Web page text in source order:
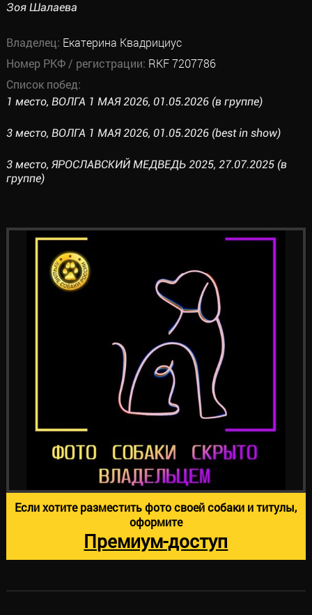
Зоя Шалаева
Владелец: Екатерина Квадрициус
Номер РКФ / регистрации: RKF 7207786
Список побед:
1 место, ВОЛГА 1 МАЯ 2026, 01.05.2026 (в группе)
3 место, ВОЛГА 1 МАЯ 2026, 01.05.2026 (best in show)
3 место, ЯРОСЛАВСКИЙ МЕДВЕДЬ 2025, 27.07.2025 (в
группе)
Если хотите разместить фото своей собаки и титулы,
оформите
Премиум-доступ